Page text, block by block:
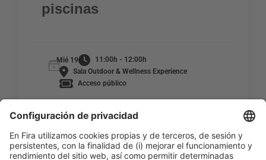
piscinas
Mié 19
11:00h - 12:00h
Sala Outdoor & Wellness Experience
Acceso público